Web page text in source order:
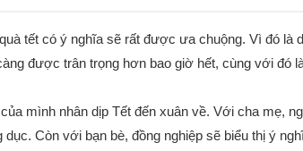
tết có ý nghĩa sẽ rất được ưa chuộng. Vì đó là
được trân trọng hơn bao giờ hết, cùng với đó
mình nhân dịp Tết đến xuân về. Với cha mẹ,
Còn với bạn bè, đồng nghiệp sẽ biểu thị ý